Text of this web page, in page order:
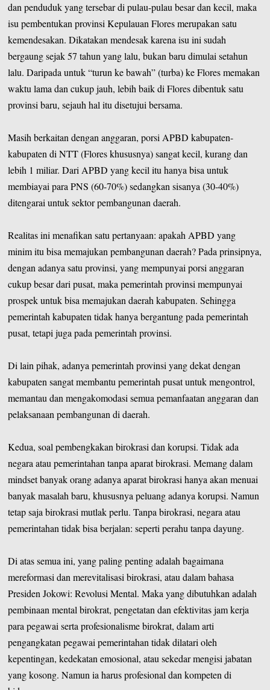
dan penduduk yang tersebar di pulau-pulau besar dan kecil, maka
isu pembentukan provinsi Kepulauan Flores merupakan satu
kemendesakan. Dikatakan mendesak karena isu ini sudah
bergaung sejak 57 tahun yang lalu, bukan baru dimulai setahun
lalu. Daripada untuk “turun ke bawah” (turba) ke Flores memakan
waktu lama dan cukup jauh, lebih baik di Flores dibentuk satu
provinsi baru, sejauh hal itu disetujui bersama.
Masih berkaitan dengan anggaran, porsi APBD kabupaten-
kabupaten di NTT (Flores khususnya) sangat kecil, kurang dan
lebih 1 miliar. Dari APBD yang kecil itu hanya bisa untuk
membiayai para PNS (60-70%) sedangkan sisanya (30-40%)
ditengarai untuk sektor pembangunan daerah.
Realitas ini menafikan satu pertanyaan: apakah APBD yang
minim itu bisa memajukan pembangunan daerah? Pada prinsipnya,
dengan adanya satu provinsi, yang mempunyai porsi anggaran
cukup besar dari pusat, maka pemerintah provinsi mempunyai
prospek untuk bisa memajukan daerah kabupaten. Sehingga
pemerintah kabupaten tidak hanya bergantung pada pemerintah
pusat, tetapi juga pada pemerintah provinsi.
Di lain pihak, adanya pemerintah provinsi yang dekat dengan
kabupaten sangat membantu pemerintah pusat untuk mengontrol,
memantau dan mengakomodasi semua pemanfaatan anggaran dan
pelaksanaan pembangunan di daerah.
Kedua, soal pembengkakan birokrasi dan korupsi. Tidak ada
negara atau pemerintahan tanpa aparat birokrasi. Memang dalam
mindset banyak orang adanya aparat birokrasi hanya akan menuai
banyak masalah baru, khususnya peluang adanya korupsi. Namun
tetap saja birokrasi mutlak perlu. Tanpa birokrasi, negara atau
pemerintahan tidak bisa berjalan: seperti perahu tanpa dayung.
Di atas semua ini, yang paling penting adalah bagaimana
mereformasi dan merevitalisasi birokrasi, atau dalam bahasa
Presiden Jokowi: Revolusi Mental. Maka yang dibutuhkan adalah
pembinaan mental birokrat, pengetatan dan efektivitas jam kerja
para pegawai serta profesionalisme birokrat, dalam arti
pengangkatan pegawai pemerintahan tidak dilatari oleh
kepentingan, kedekatan emosional, atau sekedar mengisi jabatan
yang kosong. Namun ia harus profesional dan kompeten di